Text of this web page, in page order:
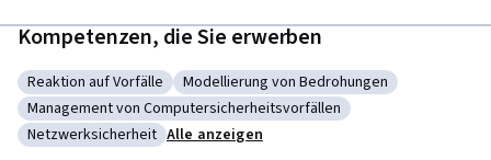
Kompetenzen, die Sie erwerben
Kategorie: Reaktion auf Vorfälle
Reaktion auf Vorfälle Kategorie: Modellierung von
Modellierung von Bedrohungen
Kategorie: Management von Computersicherheitsvorfällen
Management von Computersicherheitsvorfällen
Kategorie: Netzwerksicherheit
Netzwerksicherheit Alle anzeigen